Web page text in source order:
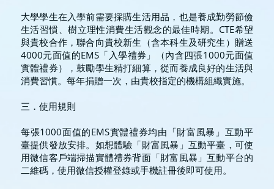
大學學生在入學前需要採購生活用品，也是養成勤勞節儉
生活習慣、樹立理性消費生活觀念的最佳時期。CTE希望
與貴校合作，聯合向貴校新生（含本科生及研究生）贈送
4000元面值的EMS「入學禮券」（內含四張1000元面值
實體禮券），鼓勵學生精打細算，從而養成良好的生活與
消費習慣。每年捐贈一次，由貴校指定的機構組織實施。
三．使用規則
每張1000面值的EMS實體禮券均由「財富風暴」互動平
臺提供發放安排。如想體驗「財富風暴」互動平臺，可使
用微信客戶端掃描實體禮券背面「財富風暴」互動平台的
二維碼，使用微信授權登錄或手機註冊後即可使用。